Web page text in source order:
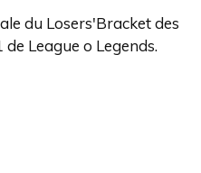
du Losers'Bracket des
League o Legends.